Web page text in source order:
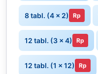
8 tabl. (4 x 2) Rp
12 tabl. (3 x 4) Rp
12 tabl. (1 x 12) Rp